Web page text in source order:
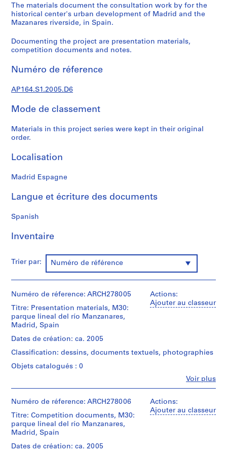
c
t
u
a
p
o
e
t
,
9
3
2
0
AP164.S1
P
r
j
e
P
o
i
d
p
o
t
The materials document the consultation work by for the
historical center's urban development of Madrid and the
Mazanares riverside, in Spain.
Documenting the project are presentation materials,
competition documents and notes.
Numéro de réference
AP164.S1.2005.D6
Mode de classement
Materials in this project series were kept in their original
order.
Localisation
Madrid Espagne
Langue et écriture des documents
Spanish
Inventaire
Trier par: Numéro de référence
Actions:
Ajouter au classeur
Voir plus
Numéro de réference: ARCH278005
Titre: Presentation materials, M30:
parque lineal del río Manzanares,
Madrid, Spain
Dates de création: ca. 2005
Classification: dessins, documents textuels, photographies
Objets catalogués : 0
institutions:
&
Herreros
(architectural
firm)
Actions:
Ajouter au classeur
Numéro de réference: ARCH278006
Titre: Competition documents, M30:
parque lineal del río Manzanares,
Madrid, Spain
Dates de création: ca. 2005